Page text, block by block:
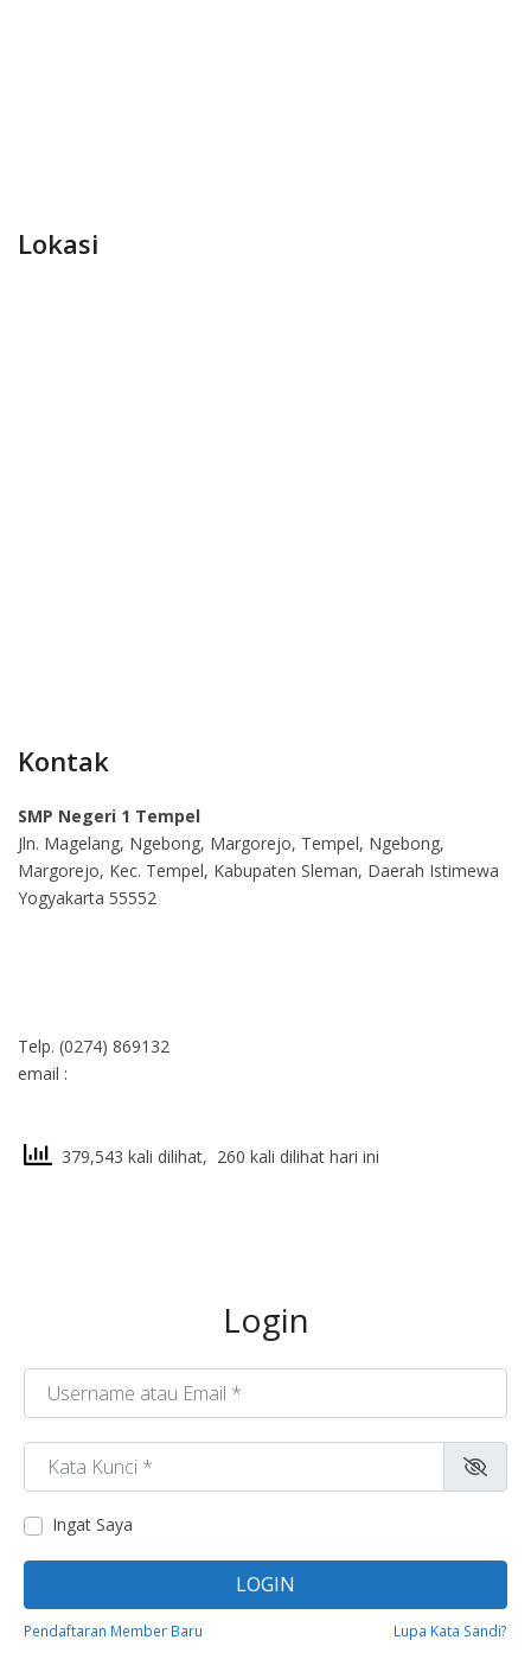
Lokasi
Kontak
SMP Negeri 1 Tempel
Jln. Magelang, Ngebong, Margorejo, Tempel, Ngebong,
Margorejo, Kec. Tempel, Kabupaten Sleman, Daerah Istimewa
Yogyakarta 55552
Telp. (0274) 869132
email :
379,543 kali dilihat, 260 kali dilihat hari ini
Login
Username atau Email*
Kata Kunci
Ingat Saya
LOGIN
Pendaftaran Member Baru Lupa Kata Sandi?